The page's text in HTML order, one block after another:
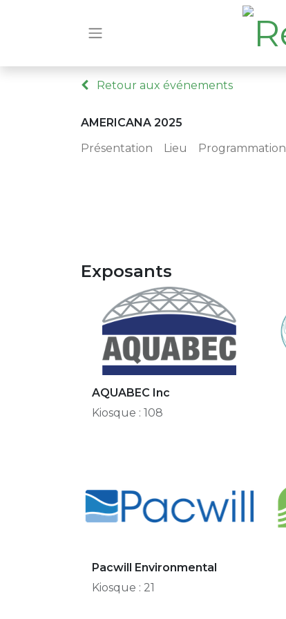
Retour aux événements
AMERICANA 2025
Présentation
Lieu Programmation
Exposants
AQUABEC Inc
Kiosque : 108
Pacwill Environmental
Kiosque : 21